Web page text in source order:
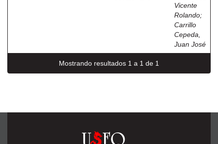
Vicente
Rolando;
Carrillo
Cepeda,
Juan José
Mostrando resultados 1 a 1 de 1